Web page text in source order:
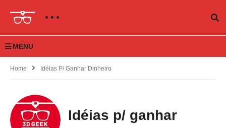
MENU
Home Idéias P/ Ganhar Dinheiro
Idéias p/ ganhar